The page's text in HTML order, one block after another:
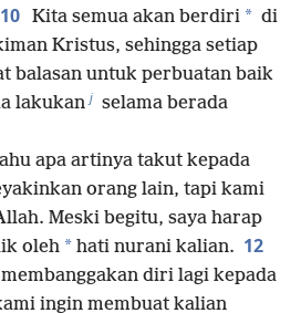
10 Kita semua akan berdiri * di
Kristus, sehingga setiap
balasan untuk perbuatan baik
lakukan j selama berada
apa artinya takut kepada
orang lain, tapi kami
Meski begitu, saya harap
oleh * hati nurani kalian. 12
diri lagi kepada
ingin membuat kalian